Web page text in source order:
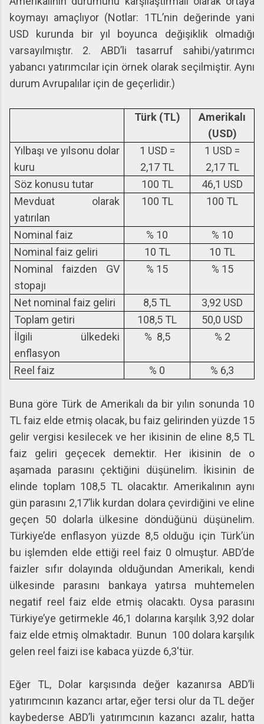
koymayı amaçlıyor (Notlar: 1TL’nin değerinde yani
USD kurunda bir yıl boyunca değişiklik olmadığı
varsayılmıştır. 2. ABD’li tasarruf sahibi/yatırımcı
yabancı yatırımcılar için örnek olarak seçilmiştir. Aynı
durum Avrupalılar için de geçerlidir.)
Türk (TL)
Amerikalı
(USD)
Yılbaşı ve yılsonu dolar
kuru
1 USD =
2,17 TL
1 USD =
2,17 TL
Söz konusu tutar
100 TL
46,1 USD
Mevduat olarak
yatırılan
100 TL 100 TL
Nominal faiz % 10
% 10
Nominal faiz geliri
10 TL
10 TL
Nominal faizden GV
stopajı
% 15 % 15
Net nominal faiz geliri 8,5 TL
3,92 USD
Toplam getiri
108,5 TL
50,0 USD
İlgili ülkedeki
enflasyon
% 8,5 % 2
Reel faiz % 0 % 6,3
Buna göre Türk de Amerikalı da bir yılın sonunda 10
TL faiz elde etmiş olacak, bu faiz gelirinden yüzde 15
gelir vergisi kesilecek ve her ikisinin de eline 8,5 TL
faiz geliri geçecek demektir. Her ikisinin de o
aşamada parasını çektiğini düşünelim. İkisinin de
elinde toplam 108,5 TL olacaktır. Amerikalının aynı
gün parasını 2,17’lik kurdan dolara çevirdiğini ve eline
geçen 50 dolarla ülkesine döndüğünü düşünelim.
Türkiye’de enflasyon yüzde 8,5 olduğu için Türk’ün
bu işlemden elde ettiği reel faiz 0 olmuştur. ABD’de
faizler sıfır dolayında olduğundan Amerikalı, kendi
ülkesinde parasını bankaya yatırsa muhtemelen
negatif reel faiz elde etmiş olacaktı. Oysa parasını
Türkiye’ye getirmekle 46,1 dolarına karşılık 3,92 dolar
faiz elde etmiş olmaktadır. Bunun 100 dolara karşılık
gelen reel faizi ise kabaca yüzde 6,3'tür.
Eğer TL, Dolar karşısında değer kazanırsa ABD’li
yatırımcının kazancı artar, eğer tersi olur da TL değer
kaybederse ABD’li yatırımcının kazancı azalır, hatta